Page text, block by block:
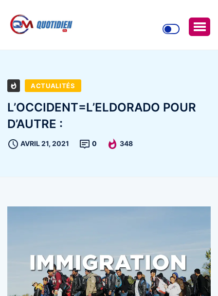
ACTUALITÉS
L’OCCIDENT=L’ELDORADO POUR
D’AUTRE :
AVRIL 21, 2021 0 348